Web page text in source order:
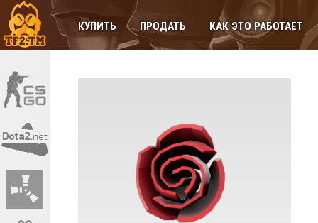
КУПИТЬ ПРОДАТЬ КАК ЭТО РАБОТАЕТ